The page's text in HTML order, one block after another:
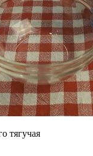
тягучая